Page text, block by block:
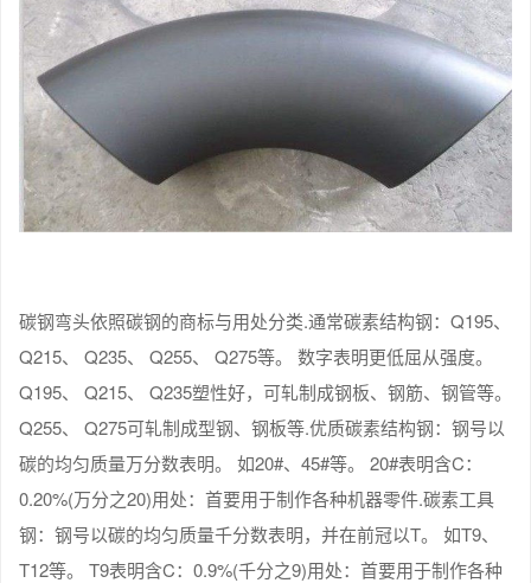
碳钢弯头依照碳钢的商标与用处分类.通常碳素结构钢：Q195、
Q215、 Q235、 Q255、 Q275等。 数字表明更低屈从强度。
Q195、 Q215、 Q235塑性好，可轧制成钢板、钢筋、钢管等。
Q255、 Q275可轧制成型钢、钢板等.优质碳素结构钢：钢号以
碳的均匀质量万分数表明。 如20#、45#等。 20#表明含C：
0.20%(万分之20)用处：首要用于制作各种机器零件.碳素工具
钢：钢号以碳的均匀质量千分数表明，并在前冠以T。 如T9、
T12等。 T9表明含C：0.9%(千分之9)用处：首要用于制作各种